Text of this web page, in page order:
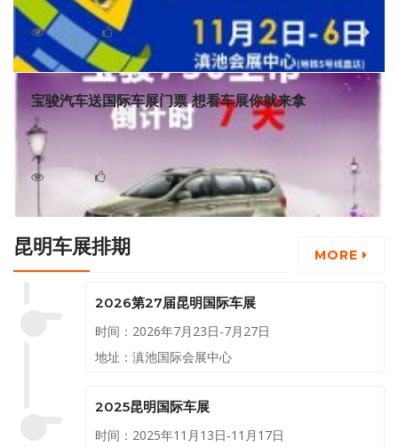
开展期间前往展馆入口售票处购买正价门票，50元/张。早鸟票
(单人19.9元，双人29.9元 三人39.9元)，官方标准票价为50元/
张，展前购买可享受优惠价，限量888张，售完恢复标准价。
46252 0 详细
宝骏汽车送国际车展门票 想看车展你就来拿
七座家用车—宝骏 730即将如7而至，小伙伴们最着急的莫
过于想知道TA神秘的“身价“了，究竟多少RMB才能开走心仪的
宝骏730？！现在就来竞猜！看看你是否有预言的本事，国际车
展门票等你来拿！
2055 详细
昆明车展排期 MORE
2026第27届昆明国际车展
时间：2026年7月23日-7月27日
地址：滇池国际会展中心
2025昆明国际车展
时间：2025年11月13日-11月17日